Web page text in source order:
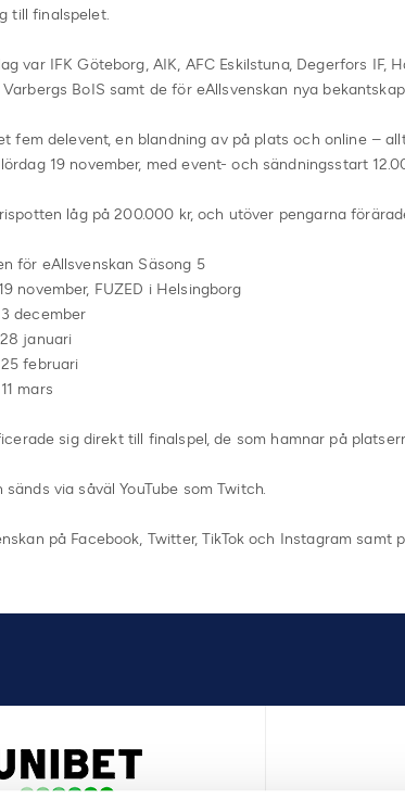
till finalspelet.
var IFK Göteborg, AIK, AFC Eskilstuna, Degerfors IF,
BoIS samt de för eAllsvenskan nya
fem delevent, en blandning av på plats och online –
19 november, med event- och sändningsstart
låg på 200.000 kr, och utöver pengarna
för eAllsvenskan Säsong 5
november, FUZED i Helsingborg
december
januari
februari
mars
sig direkt till finalspel, de som hamnar på
sänds via såväl YouTube som Twitch.
på Facebook, Twitter, TikTok och Instagram samt